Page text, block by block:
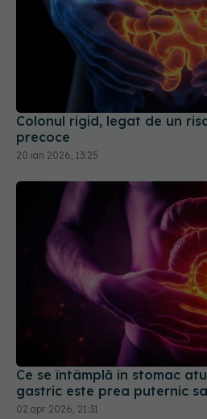
Colonul rigid, legat de un
precoce
20 ian 2026, 13:25
Ce se întâmplă în stomac
gastric este prea puternic
02 apr 2026, 21:31